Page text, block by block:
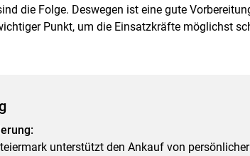
die Folge. Deswegen ist eine gute
Punkt, um die Einsatzkräfte möglichst
unterstützt den Ankauf von